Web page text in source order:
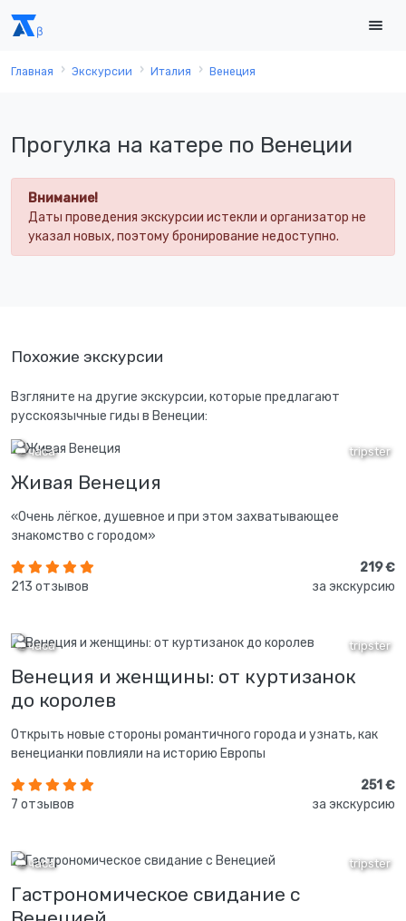
Главная Экскурсии Италия Венеция
Прогулка на катере по Венеции
Внимание!
Даты проведения экскурсии истекли и организатор не
указал новых, поэтому бронирование недоступно.
Похожие экскурсии
Взгляните на другие экскурсии, которые предлагают
русскоязычные гиды в Венеции:
tripster
2 часа
Живая Венеция
«Очень лёгкое, душевное и при этом захватывающее
знакомство с городом»
213 отзывов
219 €
за экскурсию
tripster
2 часа
Венеция и женщины: от куртизанок
до королев
Открыть новые стороны романтичного города и узнать, как
венецианки повлияли на историю Европы
7 отзывов
251 €
за экскурсию
tripster
2 часа
Гастрономическое свидание с